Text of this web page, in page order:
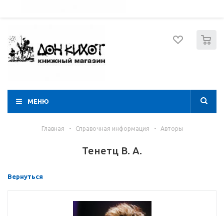
МЕНЮ
Главная - Справочная информация - Авторы
Тенетц В. А.
Вернуться